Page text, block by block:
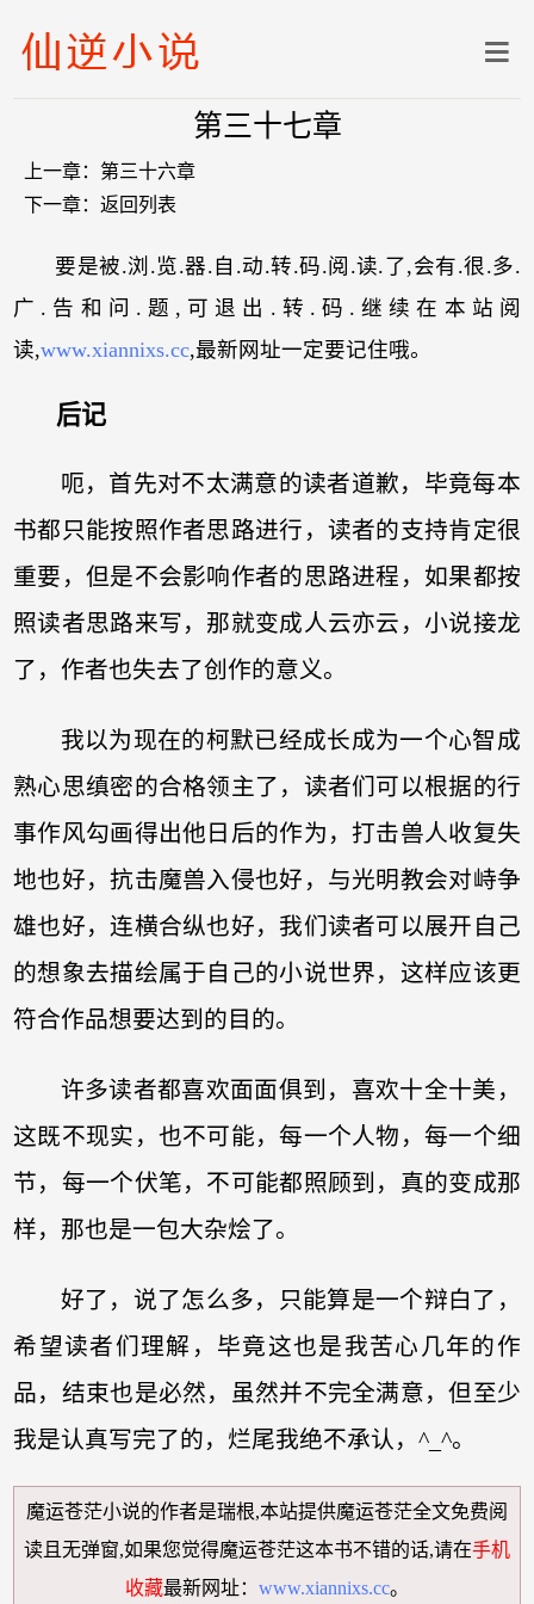
第三十七章
上一章： 第三十六章
下一章： 返回列表
要是被.浏.览.器.自.动.转.码.阅.读.了,会有.很.多.
广.告和问.题,可退出.转.码.继续在本站阅
读,www.xiannixs.cc,最新网址一定要记住哦。
后记
呃，首先对不太满意的读者道歉，毕竟每本
书都只能按照作者思路进行，读者的支持肯定很
重要，但是不会影响作者的思路进程，如果都按
照读者思路来写，那就变成人云亦云，小说接龙
了，作者也失去了创作的意义。
我以为现在的柯默已经成长成为一个心智成
熟心思缜密的合格领主了，读者们可以根据的行
事作风勾画得出他日后的作为，打击兽人收复失
地也好，抗击魔兽入侵也好，与光明教会对峙争
雄也好，连横合纵也好，我们读者可以展开自己
的想象去描绘属于自己的小说世界，这样应该更
符合作品想要达到的目的。
许多读者都喜欢面面俱到，喜欢十全十美，
这既不现实，也不可能，每一个人物，每一个细
节，每一个伏笔，不可能都照顾到，真的变成那
样，那也是一包大杂烩了。
好了，说了怎么多，只能算是一个辩白了，
希望读者们理解，毕竟这也是我苦心几年的作
品，结束也是必然，虽然并不完全满意，但至少
我是认真写完了的，烂尾我绝不承认，^_^。
魔运苍茫小说的作者是瑞根,本站提供魔运苍茫全文免费阅
读 且无弹窗,如果您觉得魔运苍茫这本书不错的话,请在手机
收藏最新网址： www.xiannixs.cc。